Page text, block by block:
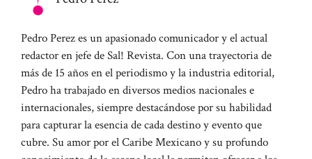
Pedro Perez es un apasionado comunicador y el actual
redactor en jefe de Sal! Revista. Con una trayectoria de
más de 15 años en el periodismo y la industria editorial,
Pedro ha trabajado en diversos medios nacionales e
internacionales, siempre destacándose por su habilidad
para capturar la esencia de cada destino y evento que
cubre. Su amor por el Caribe Mexicano y su profundo